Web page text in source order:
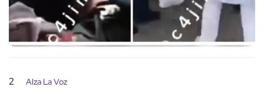
2 Alza La Voz